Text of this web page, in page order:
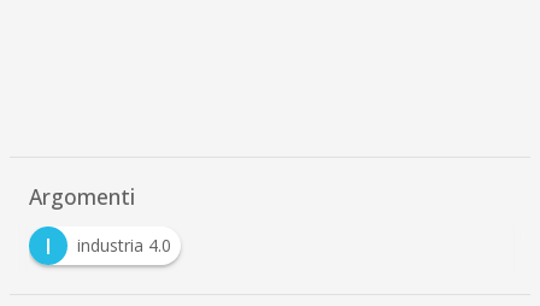
Argomenti
I
industria 4.0